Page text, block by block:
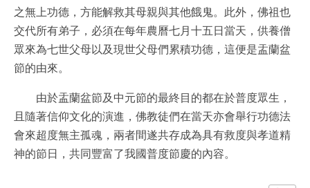
之無上功德，方能解救其母親與其他餓鬼。此外，佛祖也
交代所有弟子，必須在每年農曆七月十五日當天，供養僧
眾來為七世父母以及現世父母們累積功德，這便是盂蘭盆
節的由來。
由於盂蘭盆節及中元節的最終目的都在於普度眾生，
且隨著信仰文化的演進，佛教徒們在當天亦會舉行功德法
會來超度無主孤魂，兩者間遂共存成為具有救度與孝道精
神的節日，共同豐富了我國普度節慶的內容。